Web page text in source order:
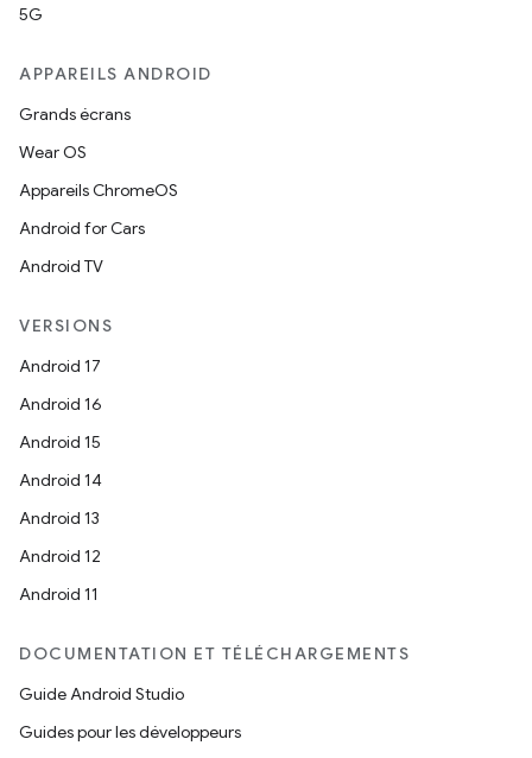
5G
APPAREILS ANDROID
Grands écrans
Wear OS
Appareils ChromeOS
Android for Cars
Android TV
VERSIONS
Android 17
Android 16
Android 15
Android 14
Android 13
Android 12
Android 11
DOCUMENTATION ET TÉLÉCHARGEMENTS
Guide Android Studio
Guides pour les développeurs